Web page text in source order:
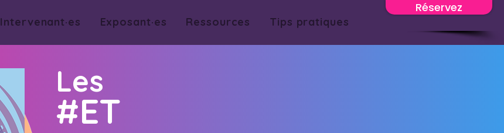
Réservez
Intervenant·es Exposant·es Ressources Tips pratiques
Les
#ET